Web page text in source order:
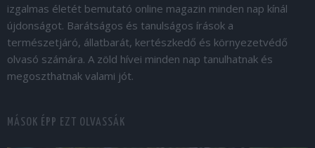
izgalmas életét bemutató online magazin minden nap kínál
újdonságot. Barátságos és tanulságos írások a
természetjáró, állatbarát, kertészkedő és környezetvédő
olvasó számára. A zöld hívei minden nap tanulhatnak és
megoszthatnak valami jót.
MÁSOK ÉPP EZT OLVASSÁK